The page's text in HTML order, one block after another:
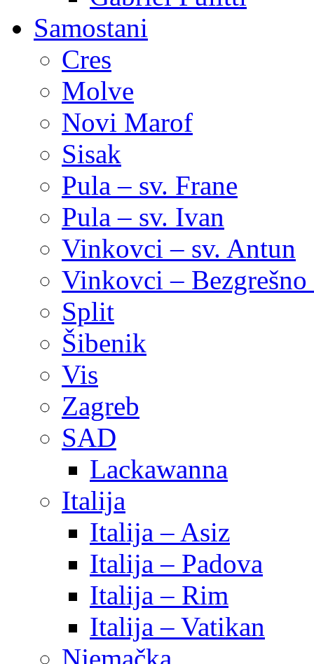
Samostani
Cres
Molve
Novi Marof
Sisak
Pula – sv. Frane
Pula – sv. Ivan
Vinkovci – sv. Antun
Vinkovci –
Split
Šibenik
Vis
Zagreb
SAD
Lackawanna
Italija
Italija – Asiz
Italija – Padova
Italija – Rim
Italija – Vatikan
Njemačka